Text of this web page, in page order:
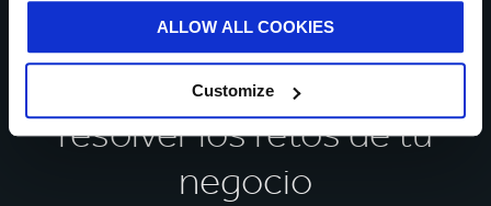
ALLOW ALL COOKIES
Customize
expertos sobre cómo
podemos ayudarte a
resolver los retos de tu
negocio